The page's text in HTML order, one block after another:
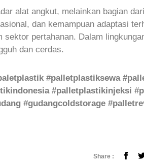
alat angkut, melainkan bagian
dan kemampuan adaptasi
sektor pertahanan. Dalam
dan cerdas.
#palletplastiksewa
#palletplastikinjeksi
#gudangcoldstorage
Share :